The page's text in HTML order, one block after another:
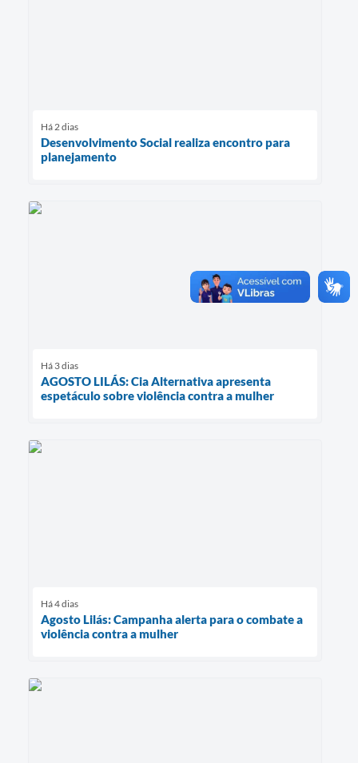
Há 2 dias
Desenvolvimento Social realiza encontro para
planejamento
Há 3 dias
AGOSTO LILÁS: Cia Alternativa apresenta
espetáculo sobre violência contra a mulher
Há 4 dias
Agosto Lilás: Campanha alerta para o combate a
violência contra a mulher